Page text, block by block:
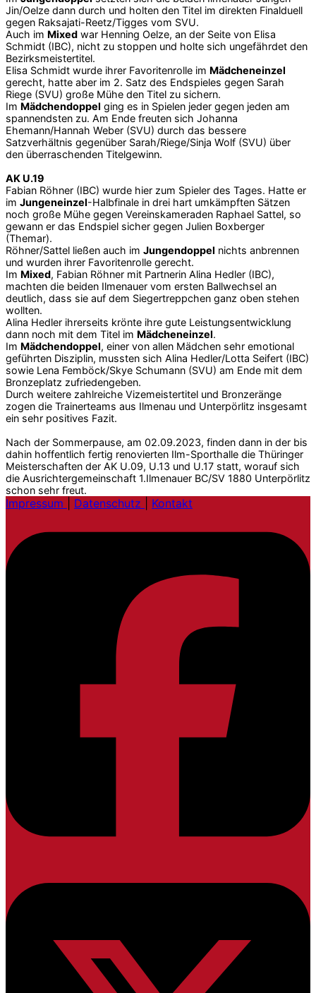
Jin/Oelze dann durch und holten den Titel im direkten Finalduell
gegen Raksajati-Reetz/Tigges vom SVU.
Auch im Mixed war Henning Oelze, an der Seite von Elisa
Schmidt (IBC), nicht zu stoppen und holte sich ungefährdet den
Bezirksmeistertitel.
Elisa Schmidt wurde ihrer Favoritenrolle im Mädcheneinzel
gerecht, hatte aber im 2. Satz des Endspieles gegen Sarah
Riege (SVU) große Mühe den Titel zu sichern.
Im Mädchendoppel ging es in Spielen jeder gegen jeden am
spannendsten zu. Am Ende freuten sich Johanna
Ehemann/Hannah Weber (SVU) durch das bessere
Satzverhältnis gegenüber Sarah/Riege/Sinja Wolf (SVU) über
den überraschenden Titelgewinn.
AK U.19
Fabian Röhner (IBC) wurde hier zum Spieler des Tages. Hatte er
im Jungeneinzel-Halbfinale in drei hart umkämpften Sätzen
noch große Mühe gegen Vereinskameraden Raphael Sattel, so
gewann er das Endspiel sicher gegen Julien Boxberger
(Themar).
Röhner/Sattel ließen auch im Jungendoppel nichts anbrennen
und wurden ihrer Favoritenrolle gerecht.
Im Mixed, Fabian Röhner mit Partnerin Alina Hedler (IBC),
machten die beiden Ilmenauer vom ersten Ballwechsel an
deutlich, dass sie auf dem Siegertreppchen ganz oben stehen
wollten.
Alina Hedler ihrerseits krönte ihre gute Leistungsentwicklung
dann noch mit dem Titel im Mädcheneinzel.
Im Mädchendoppel, einer von allen Mädchen sehr emotional
geführten Disziplin, mussten sich Alina Hedler/Lotta Seifert (IBC)
sowie Lena Femböck/Skye Schumann (SVU) am Ende mit dem
Bronzeplatz zufriedengeben.
Durch weitere zahlreiche Vizemeistertitel und Bronzeränge
zogen die Trainerteams aus Ilmenau und Unterpörlitz insgesamt
ein sehr positives Fazit.
Nach der Sommerpause, am 02.09.2023, finden dann in der bis
dahin hoffentlich fertig renovierten Ilm-Sporthalle die Thüringer
Meisterschaften der AK U.09, U.13 und U.17 statt, worauf sich
die Ausrichtergemeinschaft 1.Ilmenauer BC/SV 1880 Unterpörlitz
schon sehr freut.
Impressum Datenschutz Kontakt